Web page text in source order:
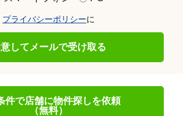
プライバシーポリシーに
意してメールで受け取る
件で店舗に物件探しを依頼
（無料）